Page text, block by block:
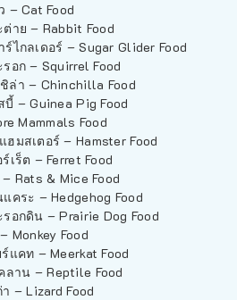
– Cat Food
าย – Rabbit Food
ไกลเดอร์ – Sugar Glider Food
อก – Squirrel Food
ล่า – Chinchilla Food
บี้ – Guinea Pig Food
Mammals Food
ฮมสเตอร์ – Hamster Food
เร็ต – Ferret Food
Rats & Mice Food
คระ – Hedgehog Food
รอกดิน – Prairie Dog Food
Monkey Food
แคท – Meerkat Food
ลาน – Reptile Food
– Lizard Food